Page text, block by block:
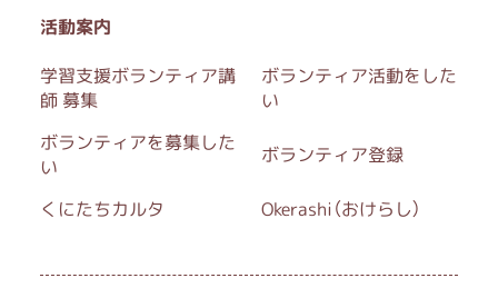
活動案内
学習支援ボランティア講
師 募集
ボランティア活動をした
い
ボランティアを募集した
い
ボランティア登録
くにたちカルタ Okerashi（おけらし）